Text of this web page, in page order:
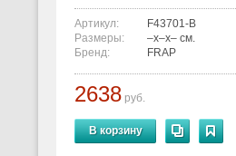
Артикул:
F43701-B
Размеры:
–x–x– см.
Бренд:
FRAP
2638 руб.
В корзину